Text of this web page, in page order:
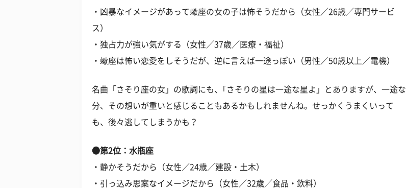
・凶暴なイメージがあって蠍座の女の子は怖そうだから（女性／26歳／専門サービ
ス）
・独占力が強い気がする（女性／37歳／医療・福祉）
・蠍座は怖い恋愛をしそうだが、逆に言えば一途っぽい（男性／50歳以上／電機）
名曲「さそり座の女」の歌詞にも、｢さそりの星は一途な星よ」とありますが、一途な
分、その想いが重いと感じることもあるかもしれませんね。せっかくうまくいって
も、後々逃してしまうかも？
●第2位：水瓶座
・静かそうだから（女性／24歳／建設・土木）
・引っ込み思案なイメージだから（女性／32歳／食品・飲料）